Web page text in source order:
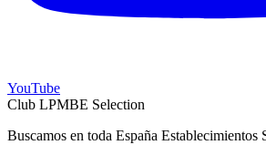
YouTube
Club LPMBE Selection
Buscamos en toda España Establecimientos